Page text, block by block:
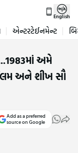
English
એન્ટરટેઈનમેન્ટ
અમે
અને શીખ સૌ
Add as a preferred
source on Google